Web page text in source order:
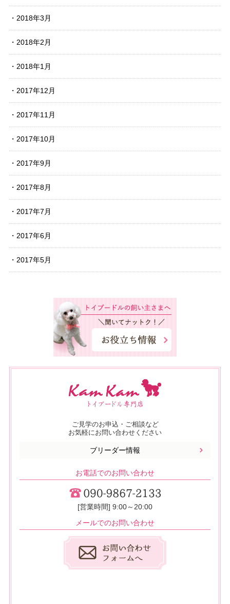
2018年3月
2018年2月
2018年1月
2017年12月
2017年11月
2017年10月
2017年9月
2017年8月
2017年7月
2017年6月
2017年5月
ご見学のお申込・ご相談など
お気軽にお問い合わせください
ブリーダー情報
お電話でのお問い合わせ
[営業時間] 9:00～20:00
メールでのお問い合わせ